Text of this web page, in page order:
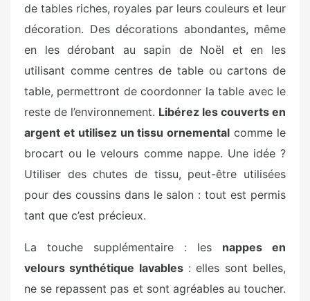
de tables riches, royales par leurs couleurs et leur
décoration. Des décorations abondantes, même
en les dérobant au sapin de Noël et en les
utilisant comme centres de table ou cartons de
table, permettront de coordonner la table avec le
reste de l’environnement. Libérez les couverts en
argent et utilisez un tissu ornemental comme le
brocart ou le velours comme nappe. Une idée ?
Utiliser des chutes de tissu, peut-être utilisées
pour des coussins dans le salon : tout est permis
tant que c’est précieux.
La touche supplémentaire : les nappes en
velours synthétique lavables: elles sont belles,
ne se repassent pas et sont agréables au toucher.